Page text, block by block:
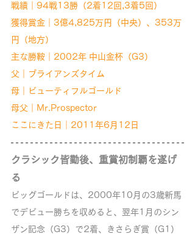
戦績｜94戦13勝（2着12回,3着5回）
獲得賞金｜3億4,825万円（中央）、353万
円（地方）
主な勝鞍｜2002年 中山金杯（G3）
父｜ブライアンズタイム
母｜ビューティフルゴールド
母父｜Mr.Prospector
ここにきた日｜2011年6月12日
クラシック皆勤後、重賞初制覇を遂げ
る
ビッグゴールドは、2000年10月の3歳新馬
でデビュー勝ちを収めると、翌年1月のシン
ザン記念（G3）で2着、きさらぎ賞（G1）